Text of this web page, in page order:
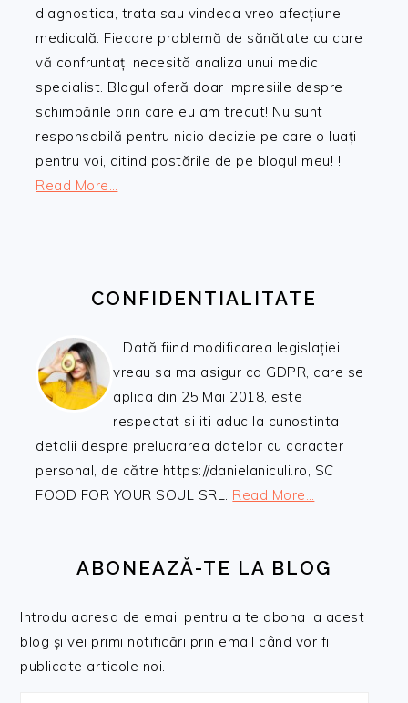
diagnostica, trata sau vindeca vreo afecțiune
medicală. Fiecare problemă de sănătate cu care
vă confruntați necesită analiza unui medic
specialist. Blogul oferă doar impresiile despre
schimbările prin care eu am trecut! Nu sunt
responsabilă pentru nicio decizie pe care o luați
pentru voi, citind postările de pe blogul meu! !
Read More…
CONFIDENTIALITATE
Dată fiind modificarea legislației
vreau sa ma asigur ca GDPR, care se
aplica din 25 Mai 2018, este
respectat si iti aduc la cunostinta
detalii despre prelucrarea datelor cu caracter
personal, de către https://danielaniculi.ro, SC
FOOD FOR YOUR SOUL SRL. Read More…
ABONEAZĂ-TE LA BLOG
Introdu adresa de email pentru a te abona la acest
blog și vei primi notificări prin email când vor fi
publicate articole noi.